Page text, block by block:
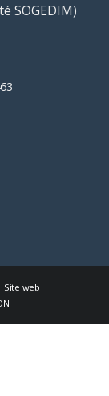
SOGEDIM)
Site web